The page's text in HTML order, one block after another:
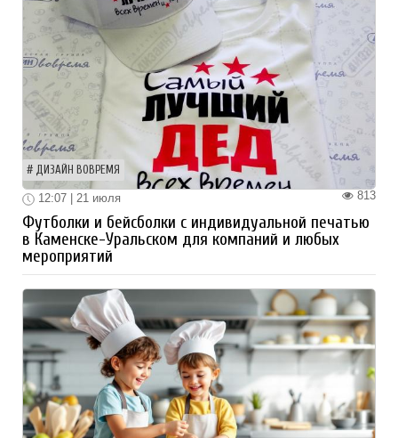
ДИЗАЙН ВОВРЕМЯ
813
12:07 | 21 июля
Футболки и бейсболки с индивидуальной печатью
в Каменске-Уральском для компаний и любых
мероприятий